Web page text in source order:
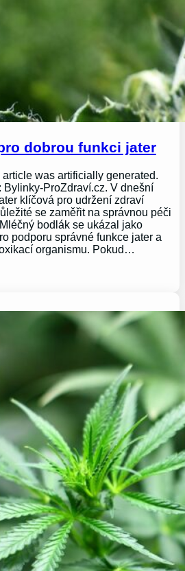
dobrou funkci jater
was artificially generated.
Bylinky-ProZdraví.cz. V dnešní
klíčová pro udržení zdraví
se zaměřit na správnou péči
bodlák se ukázal jako
podporu správné funkce jater a
organismu. Pokud…